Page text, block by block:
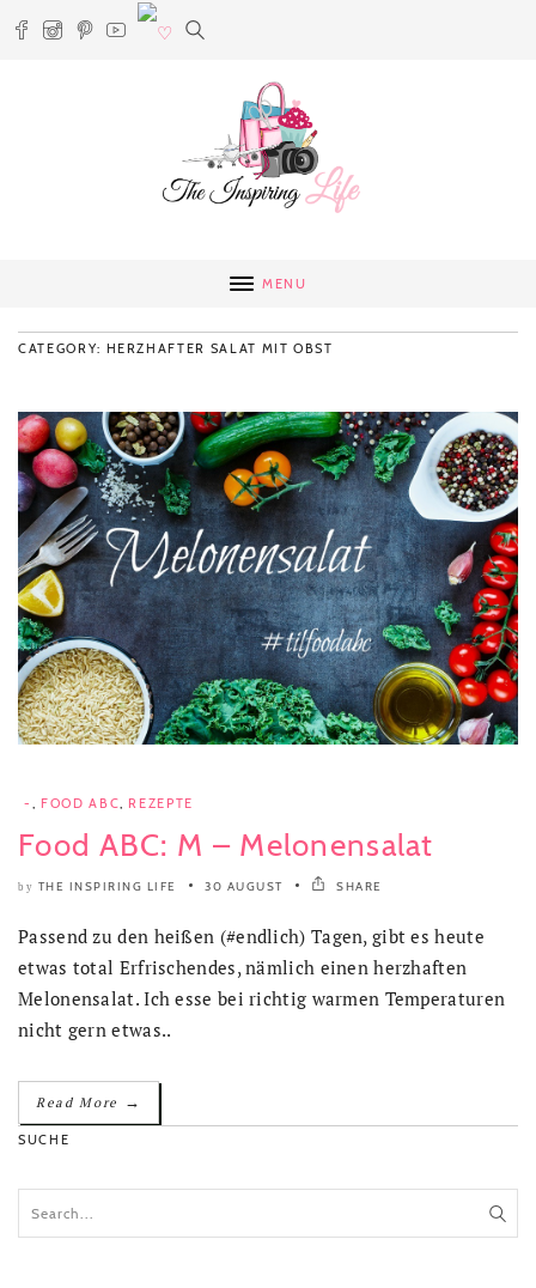
MENU
CATEGORY: HERZHAFTER SALAT MIT OBST
- , FOOD ABC, REZEPTE
Food ABC: M – Melonensalat
by THE INSPIRING LIFE 30 AUGUST SHARE
Passend zu den heißen (#endlich) Tagen, gibt es heute
etwas total Erfrischendes, nämlich einen herzhaften
Melonensalat. Ich esse bei richtig warmen Temperaturen
nicht gern etwas..
Read More →
SUCHE